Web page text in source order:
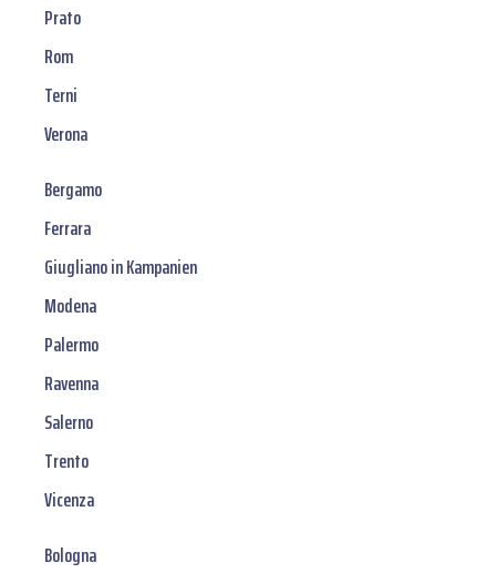
Prato
Rom
Terni
Verona
Bergamo
Ferrara
Giugliano in Kampanien
Modena
Palermo
Ravenna
Salerno
Trento
Vicenza
Bologna